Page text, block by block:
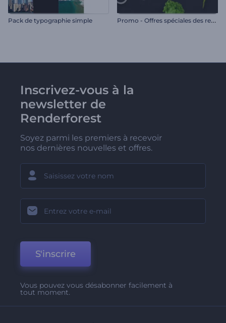
Pack de typographie simple P
romo - Offres spéciales des restaurants
Inscrivez-vous à la
newsletter de
Renderforest
Soyez parmi les premiers à recevoir
nos dernières nouvelles et offres.
S'inscrire
Vous pouvez vous désabonner facilement à
tout moment.